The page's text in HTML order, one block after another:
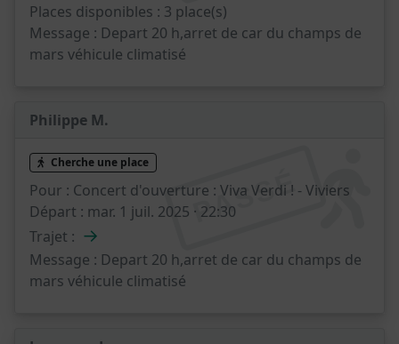
Places disponibles : 3 place(s)
Message : Depart 20 h,arret de car du champs de
mars véhicule climatisé
Philippe M.
PASSÉ
Cherche une place
Pour : Concert d'ouverture : Viva Verdi ! - Viviers
Départ : mar. 1 juil. 2025 · 22:30
Trajet : →
Message : Depart 20 h,arret de car du champs de
mars véhicule climatisé